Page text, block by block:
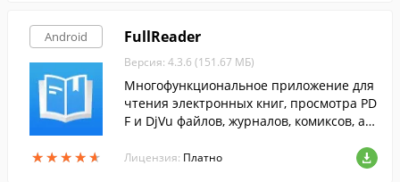
Android
★★★★★
★★★★★
FullReader
Версия: 4.3.6 (151.67 МБ)
Многофункциональное приложение для
чтения электронных книг, просмотра PD
F и DjVu файлов, журналов, комиксов, а т
ы с документами.
Лицензия: Платно